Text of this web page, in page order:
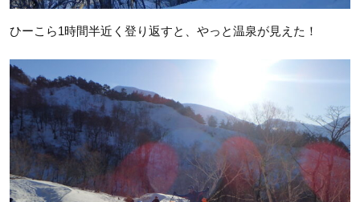
ひーこら1時間半近く登り返すと、やっと温泉が見えた！